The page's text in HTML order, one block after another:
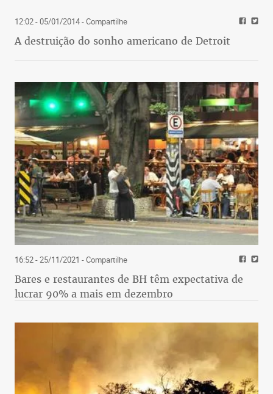
12:02 - 05/01/2014- Compartilhe
A destruição do sonho americano de Detroit
16:52 - 25/11/2021 - Compartilhe
Bares e restaurantes de BH têm expectativa de
lucrar 90% a mais em dezembro